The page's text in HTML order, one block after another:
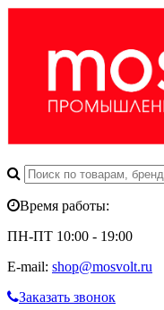
Время работы:
ПН-ПТ 10:00 - 19:00
E-mail: shop@mosvolt.ru
Заказать звонок